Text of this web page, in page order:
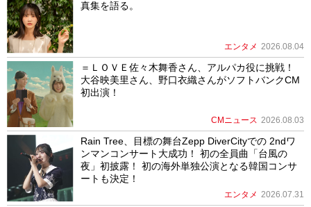
真集を語る。
エンタメ 2026.08.04
＝ＬＯＶＥ佐々木舞香さん、アルパカ役に挑戦！
大谷映美里さん、野口衣織さんがソフトバンクCM
初出演！
CMニュース 2026.08.03
Rain Tree、目標の舞台Zepp DiverCityでの 2ndワ
ンマンコンサート大成功！ 初の全員曲「台風の
夜」初披露！ 初の海外単独公演となる韓国コンサ
ートも決定！
エンタメ 2026.07.31